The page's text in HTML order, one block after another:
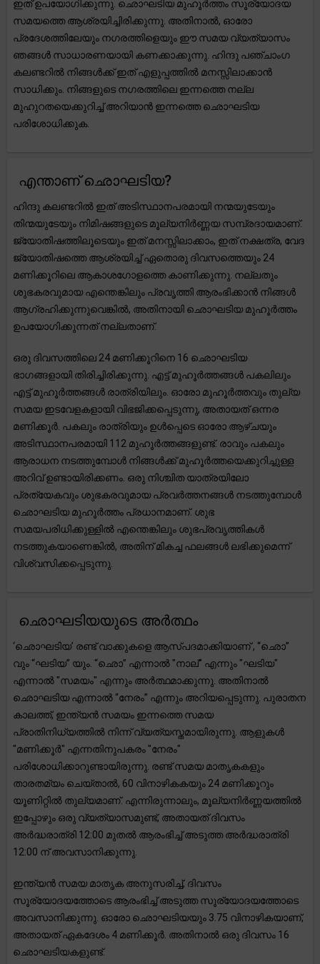
ഇത് ഉപയോഗിക്കുന്നു. ഛൊഘടിയ മുഹൂർത്തം സൂര്യോദയ
സമയത്തെ ആശ്രയിച്ചിരിക്കുന്നു. അതിനാൽ, ഓരോ
പ്രദേശത്തിലേയും നഗരത്തിളെയും ഈ സമയ വ്യത്യാസം
ഞങ്ങൾ സാധാരണയായി കണക്കാക്കുന്നു. ഹിന്ദു പഞ്ചാംഗ
കലണ്ടറിൽ നിങ്ങൾക്ക് ഇത് എളുപ്പത്തിൽ മനസ്സിലാക്കാൻ
സാധിക്കും. നിങ്ങളുടെ നഗരത്തിലെ ഇന്നത്തെ നല്ല
മുഹുറതയെക്കുറിച്ച് അറിയാൻ ഇന്നത്തെ ഛൊഘടിയ
പരിശോധിക്കുക.
എന്താണ് ഛൊഘടിയ?
ഹിന്ദു കലണ്ടറിൽ ഇത് അടിസ്ഥാനപരമായി നന്മയുടേയും
തിന്മയുടേയും നിമിഷങ്ങളുടെ മൂല്യനിർണ്ണയ സമ്പ്രദായമാണ്.
ജ്യോതിഷത്തിലൂടെയും ഇത് മനസ്സിലാക്കാം, ഇത് നക്ഷത്ര, വേദ
ജ്യോതിഷത്തെ ആശ്രയിച്ച് ഏതൊരു ദിവസത്തെയും 24
മണിക്കൂറിലെ ആകാശഗോളത്തെ കാണിക്കുന്നു. നല്ലതും
ശുഭകരവുമായ എന്തെങ്കിലും പ്രവൃത്തി ആരംഭിക്കാൻ നിങ്ങൾ
ആഗ്രഹിക്കുന്നുവെങ്കിൽ, അതിനായി ഛൊഘടിയ മുഹൂർത്തം
ഉപയോഗിക്കുന്നത് നല്ലതാണ്.
ഒരു ദിവസത്തിലെ 24 മണിക്കൂറിനെ 16 ഛൊഘടിയ
ഭാഗങ്ങളായി തിരിച്ചിരിക്കുന്നു. എട്ട് മുഹൂർത്തങ്ങൾ പകലിലും
എട്ട് മുഹൂർത്തങ്ങൾ രാത്രിയിലും. ഓരോ മുഹൂർത്തവും തുല്യ
സമയ ഇടവേളകളായി വിഭജിക്കപ്പെടുന്നു, അതായത് ഒന്നര
മണിക്കൂർ. പകലും രാത്രിയും ഉൾപ്പെടെ ഓരോ ആഴ്ചയും
അടിസ്ഥാനപരമായി 112 മുഹൂർത്തങ്ങളുണ്ട്. രാവും പകലും
ആരാധന നടത്തുമ്പോൾ നിങ്ങൾക്ക് മുഹൂർത്തയെക്കുറിച്ചുള്ള
അറിവ് ഉണ്ടായിരിക്കണം. ഒരു നിശ്ചിത യാത്രയിലോ
പ്രത്യേകവും ശുഭകരവുമായ പ്രവർത്തനങ്ങൾ നടത്തുമ്പോൾ
ഛൊഘടിയ മുഹൂർത്തം പ്രധാനമാണ്. ശുഭ
സമയപരിധിക്കുള്ളിൽ എന്തെങ്കിലും ശുഭപ്രവൃത്തികൾ
നടത്തുകയാണെങ്കിൽ, അതിന് മികച്ച ഫലങ്ങൾ ലഭിക്കുമെന്ന്
വിശ്വസിക്കപ്പെടുന്നു.
ഛൊഘടിയയുടെ അർത്ഥം
‘ഛൊഘടിയ’ രണ്ട് വാക്കുകളെ ആസ്പദമാക്കിയാണ് , “ഛൊ”
വും “ഘടിയ” യും. “ഛൊ” എന്നാൽ "നാല്" എന്നും "ഘടിയ"
എന്നാൽ "സമയം" എന്നും അർത്ഥമാക്കുന്നു. അതിനാൽ
ഛൊഘടിയ എന്നാൽ “നേരം” എന്നും അറിയപ്പെടുന്നു. പുരാതന
കാലത്ത്, ഇന്ത്യൻ സമയം ഇന്നത്തെ സമയ
പ്രാതിനിധ്യത്തിൽ നിന്ന് വ്യത്യസ്തമായിരുന്നു. ആളുകൾ
"മണിക്കൂർ" എന്നതിനുപകരം "നേരം"
പരിശോധിക്കാറുണ്ടായിരുന്നു. രണ്ട് സമയ മാതൃകകളും
താരതമ്യം ചെയ്താൽ, 60 വിനാഴികകയും 24 മണിക്കൂറും
യൂണിറ്റിൽ തുല്യമാണ്. എന്നിരുന്നാലും, മൂല്യനിർണ്ണയത്തിൽ
ഇപ്പോഴും ഒരു വ്യത്യാസമുണ്ട്, അതായത് ദിവസം
അർദ്ധരാത്രി 12:00 മുതൽ ആരംഭിച്ച് അടുത്ത അർദ്ധരാത്രി
12:00 ന് അവസാനിക്കുന്നു.
ഇന്ത്യൻ സമയ മാതൃക അനുസരിച്ച്, ദിവസം
സൂര്യോദയത്തോടെ ആരംഭിച്ച് അടുത്ത സൂര്യോദയത്തോടെ
അവസാനിക്കുന്നു. ഓരോ ഛൊഘടിയയും 3.75 വിനാഴികയാണ്,
അതായത് ഏകദേശം 4 മണിക്കൂർ. അതിനാൽ ഒരു ദിവസം 16
ഛൊഘടിയകളുണ്ട്.